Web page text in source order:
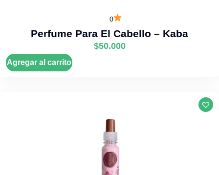
0
Perfume Para El Cabello – Kaba
$50.000
Agregar al carrito